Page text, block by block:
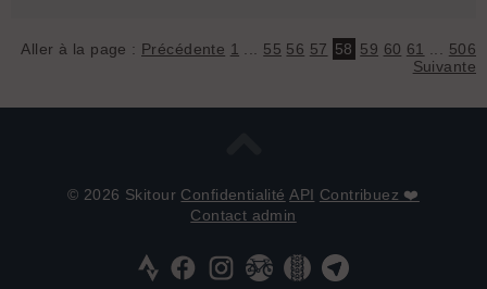
Aller à la page : Précédente 1 55 56 57 58 59 60 61
506
Suivante
© 2026 Skitour Confidentialité API Contribuez ❤️
Contact admin